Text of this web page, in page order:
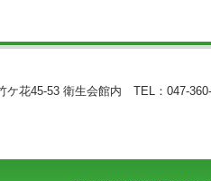
ケ花45-53 衛生会館内 TEL：047-